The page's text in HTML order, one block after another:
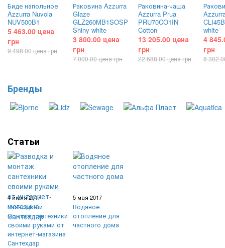
Биде напольное
Azzurra Nuvola
NUV500B1
5 463.00 цена
грн
9 498.00 цена грн
Раковина Azzurra
Glaze
GLZ260MB1SOSP
Shiny white
3 800.00 цена
грн
7 000.00 цена грн
Раковина-чаша
Azzurra Prua
PRU70CO1IN
Cotton
13 205.00 цена
грн
22 688.00 цена грн
white
4
грн
8
Бренды
Статьи
4 июля 2017
Разводка и
монтаж сантехники
своими руками от
интернет-магазина
Сантехдар
5 мая 2017
Водяное
отопление для
частного дома